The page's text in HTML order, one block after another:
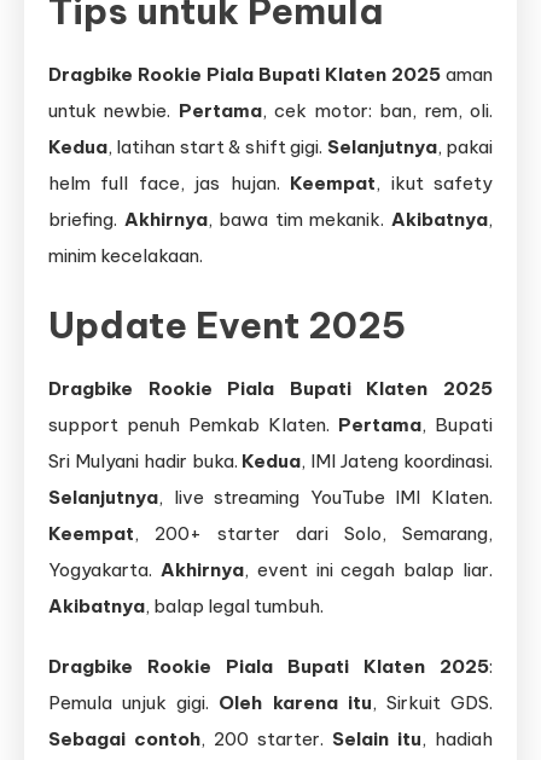
Tips untuk Pemula
Dragbike Rookie Piala Bupati Klaten 2025 aman
untuk newbie. Pertama, cek motor: ban, rem, oli.
Kedua, latihan start & shift gigi. Selanjutnya, pakai
helm full face, jas hujan. Keempat, ikut safety
briefing. Akhirnya, bawa tim mekanik.Akibatnya,
minim kecelakaan.
Update Event 2025
Dragbike Rookie Piala Bupati Klaten 2025
support penuh Pemkab Klaten. Pertama, Bupati
Sri Mulyani hadir buka. Kedua, IMI Jateng koordinasi.
Selanjutnya, live streaming YouTube IMI Klaten.
Keempat, 200+ starter dari Solo, Semarang,
Yogyakarta. Akhirnya, event ini cegah balap liar.
Akibatnya, balap legal tumbuh.
Dragbike Rookie Piala Bupati Klaten 2025:
Pemula unjuk gigi. Oleh karena itu, Sirkuit GDS.
Sebagai contoh, 200 starter. Selain itu, hadiah